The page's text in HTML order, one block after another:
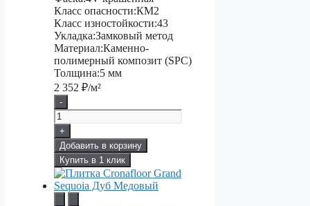
Класс опасности:КМ2
Класс изностойкости:43
Укладка:Замковый метод
Материал:Каменно-
полимерный композит (SPC)
Толщина:5 мм
2 352 ₽/м²
-
+
Добавить в корзину
Купить в 1 клик